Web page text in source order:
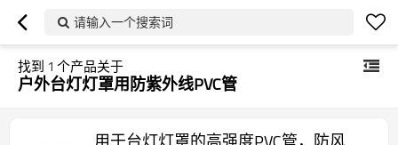
请输入一个搜索词
找到 1 个产品关于
户外台灯灯罩用防紫外线PVC管